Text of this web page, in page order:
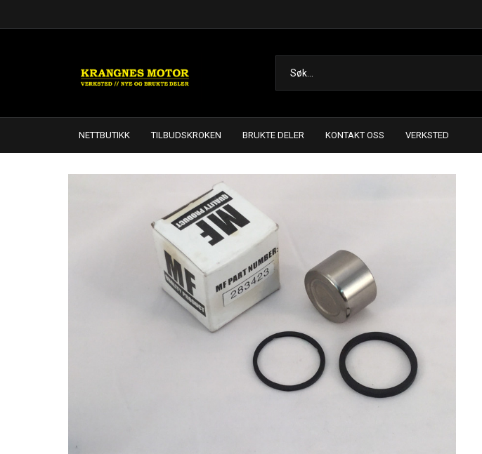
NETTBUTIKK TILBUDSKROKEN BRUKTE DELER KONTAKT OSS VERKSTED